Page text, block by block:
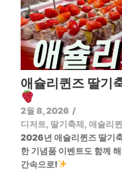
애슐리퀸즈 딸기
2월 8, 2026 /
디저트, 딸기축제, 애슐리
2026년 애슐리퀸즈 딸기
한 기념품 이벤트도 함께
간속으로!